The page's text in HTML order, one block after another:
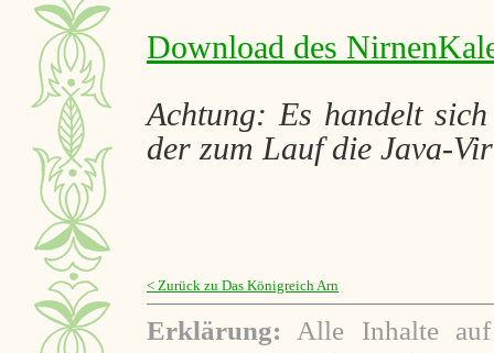
Download des
Achtung: Es handelt
der zum Lauf die Java-
< Zurück zu Das Königreich Arn
Erklärung: Alle Inhalte auf